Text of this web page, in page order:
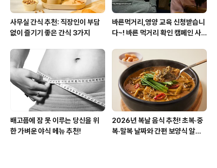
사무실 간식 추천: 직장인이 부담
없이 즐기기 좋은 간식 3가지
바른먹거리,영양 교육 신청받습니
다~! 바른 먹거리 확인 캠페인 사
배고픔에 잠 못 이루는 당신을 위
한 가벼운 야식 메뉴 추천!
2026년 복날 음식 추천! 초복·중
복·말복 날짜와 간편 보양식 알아